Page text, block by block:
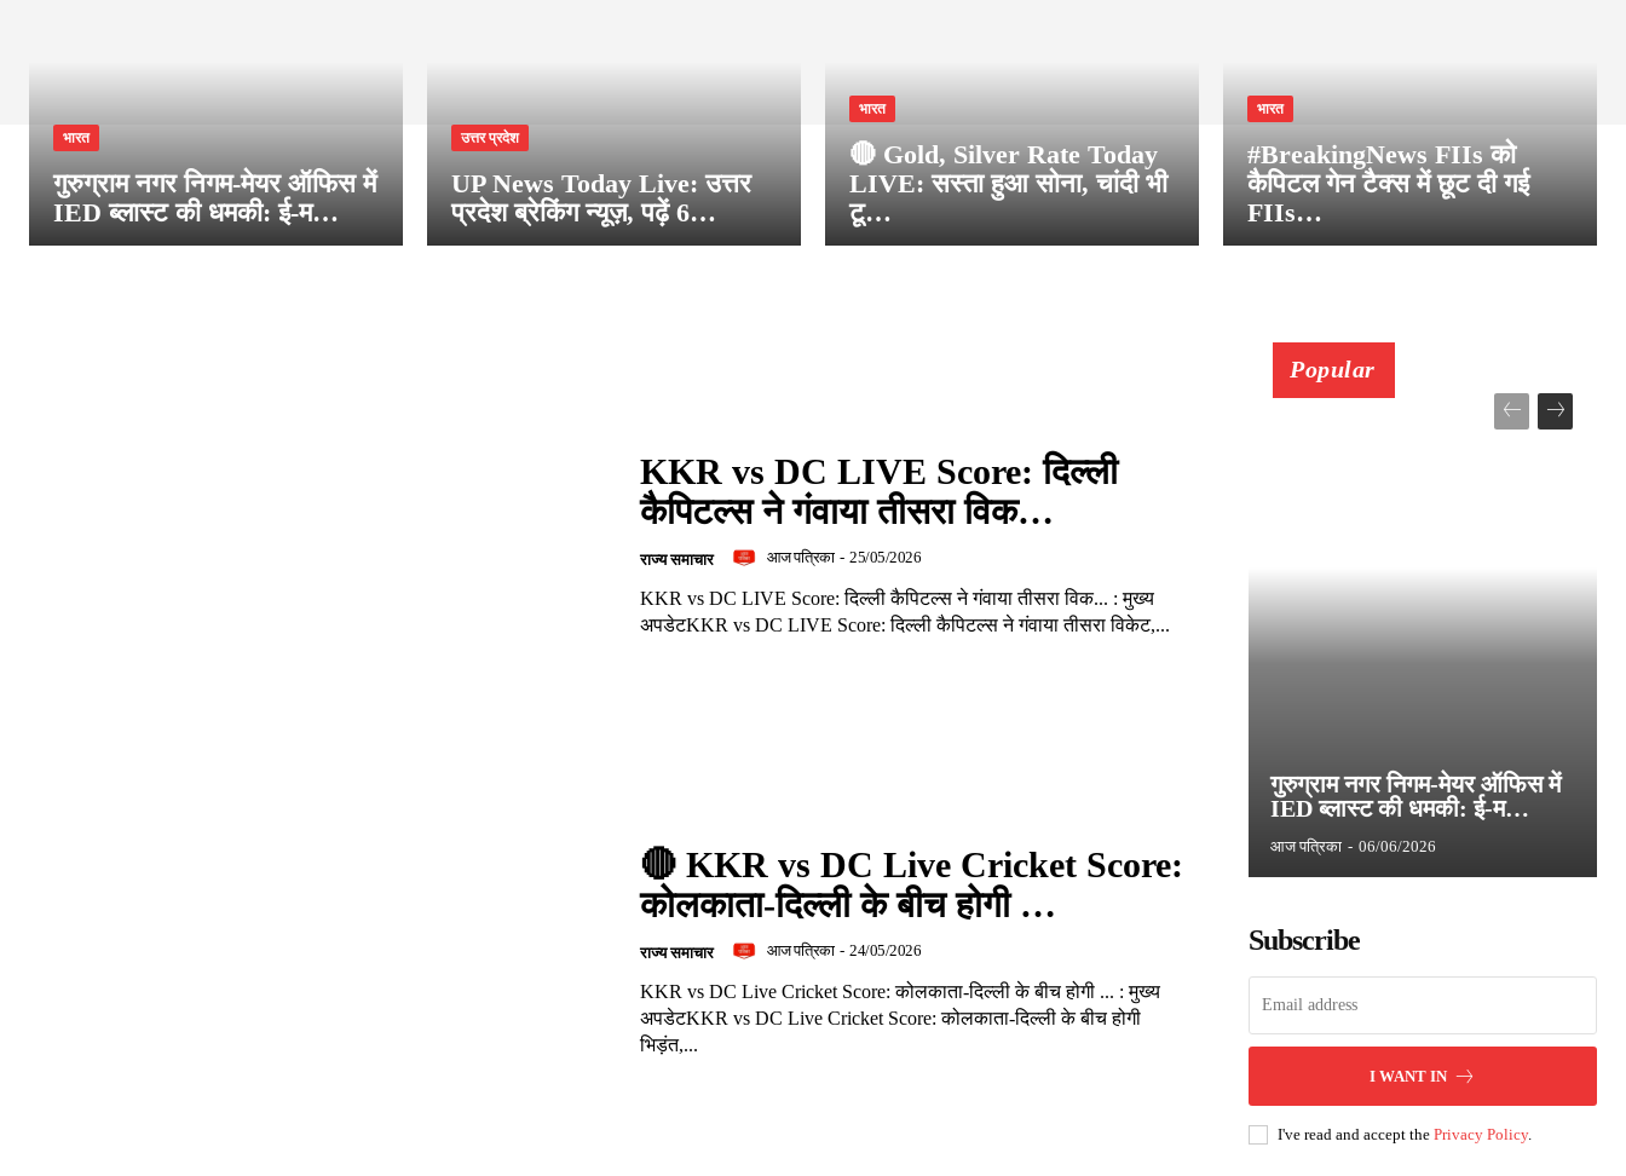
भारत
गुरुग्राम नगर निगम-मेयर ऑफिस में
IED ब्लास्ट की धमकी: ई-म…
उत्तर प्रदेश
UP News Today Live: उत्तर
प्रदेश ब्रेकिंग न्यूज़, पढ़ें 6…
भारत
🔴 Gold, Silver Rate Today
LIVE: सस्ता हुआ सोना, चांदी भी
टू…
भारत
#BreakingNews FIIs को
कैपिटल गेन टैक्स में छूट दी गई
FIIs…
KKR vs DC LIVE Score: दिल्ली
कैपिटल्स ने गंवाया तीसरा विक…
राज्य समाचार आज पत्रिका - 25/05/2026
KKR vs DC LIVE Score: दिल्ली कैपिटल्स ने गंवाया तीसरा विक... : मुख्य
अपडेटKKR vs DC LIVE Score: दिल्ली कैपिटल्स ने गंवाया तीसरा विकेट,...
🔴 KKR vs DC Live Cricket Score:
कोलकाता-दिल्ली के बीच होगी …
राज्य समाचार आज पत्रिका - 24/05/2026
KKR vs DC Live Cricket Score: कोलकाता-दिल्ली के बीच होगी ... : मुख्य
अपडेटKKR vs DC Live Cricket Score: कोलकाता-दिल्ली के बीच होगी
भिड़ंत,...
Popular
गुरुग्राम नगर निगम-मेयर ऑफिस में
IED ब्लास्ट की धमकी: ई-म…
आज पत्रिका - 06/06/2026
Subscribe
I WANT IN
I've read and accept the Privacy Policy.